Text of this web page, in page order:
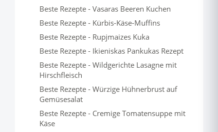
Beste Rezepte - Vasaras Beeren Kuchen
Beste Rezepte - Kürbis-Käse-Muffins
Beste Rezepte - Rupjmaizes Kuka
Beste Rezepte - Ikieniskas Pankukas Rezept
Beste Rezepte - Wildgerichte Lasagne mit
Hirschfleisch
Beste Rezepte - Würzige Hühnerbrust auf
Gemüsesalat
Beste Rezepte - Cremige Tomatensuppe mit
Käse